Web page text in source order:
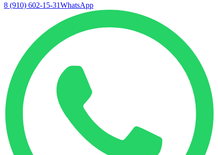
8 (910) 602-15-31WhatsApp